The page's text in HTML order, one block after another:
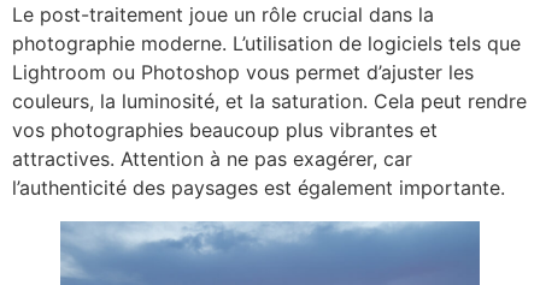
Le post-traitement joue un rôle crucial dans la
photographie moderne. L’utilisation de logiciels tels que
Lightroom ou Photoshop vous permet d’ajuster les
couleurs, la luminosité, et la saturation. Cela peut rendre
vos photographies beaucoup plus vibrantes et
attractives. Attention à ne pas exagérer, car
l’authenticité des paysages est également importante.